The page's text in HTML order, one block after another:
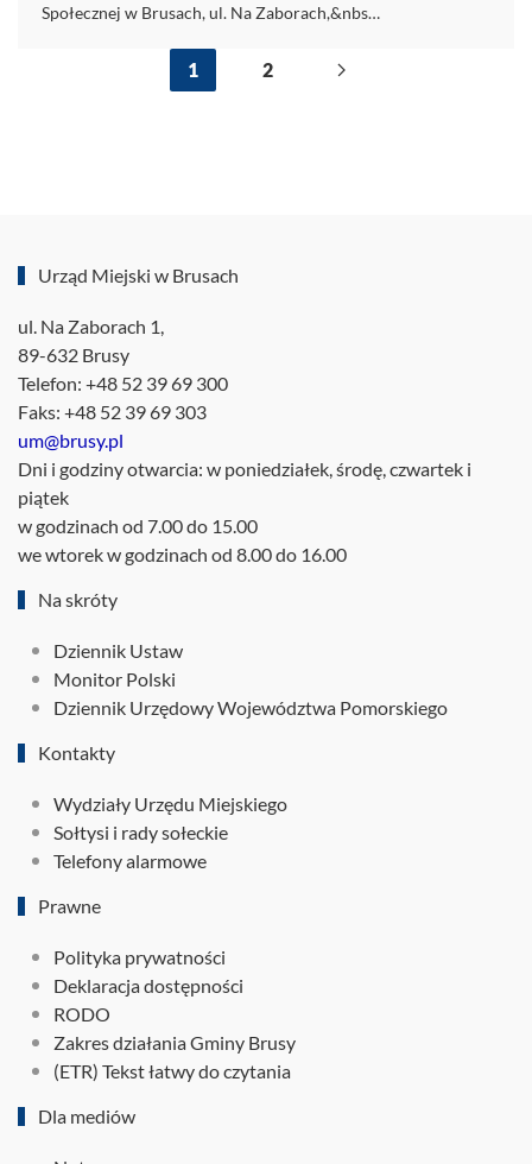
Społecznej w Brusach, ul. Na Zaborach,&nbs…
1 2
Urząd Miejski w Brusach
ul. Na Zaborach 1,
89-632 Brusy
Telefon: +48 52 39 69 300
Faks: +48 52 39 69 303
um@brusy.pl
Dni i godziny otwarcia: w poniedziałek, środę, czwartek i
piątek
w godzinach od 7.00 do 15.00
we wtorek w godzinach od 8.00 do 16.00
Na skróty
Dziennik Ustaw
Monitor Polski
Dziennik Urzędowy Województwa Pomorskiego
Kontakty
Wydziały Urzędu Miejskiego
Sołtysi i rady sołeckie
Telefony alarmowe
Prawne
Polityka prywatności
Deklaracja dostępności
RODO
Zakres działania Gminy Brusy
(ETR) Tekst łatwy do czytania
Dla mediów